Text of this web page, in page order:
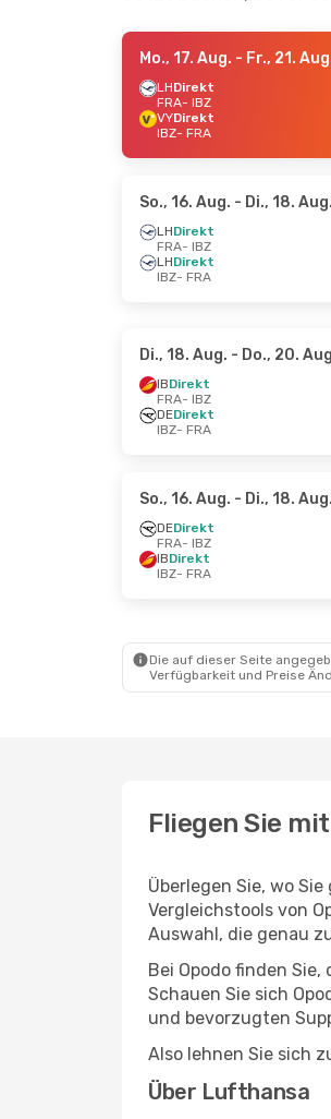
Mo., 17. Aug. - Fr., 21.
LHDirekt
FRA- IBZ
VYDirekt
IBZ- FRA
So., 16. Aug. - Di., 18. Aug.
LHDirekt
FRA- IBZ
LHDirekt
IBZ- FRA
Di., 18. Aug. - Do., 20.
IBDirekt
FRA- IBZ
DEDirekt
IBZ- FRA
So., 16. Aug. - Di., 18. Aug.
DEDirekt
FRA- IBZ
IBDirekt
IBZ- FRA
Die auf dieser Seite
Verfügbarkeit und Preise
Fliegen Sie
Überlegen Sie, wo
Vergleichstools von
Auswahl, die genau
Bei Opodo finden
Schauen Sie sich
und bevorzugten
Also lehnen Sie sich
Über Lufthansa